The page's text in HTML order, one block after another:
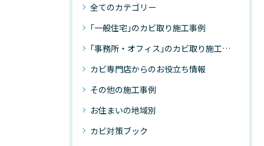
全てのカテゴリー
｢一般住宅｣のカビ取り施工事例
｢事務所・オフィス｣のカビ取り施工事例
カビ専門店からのお役立ち情報
その他の施工事例
お住まいの地域別
カビ対策ブック